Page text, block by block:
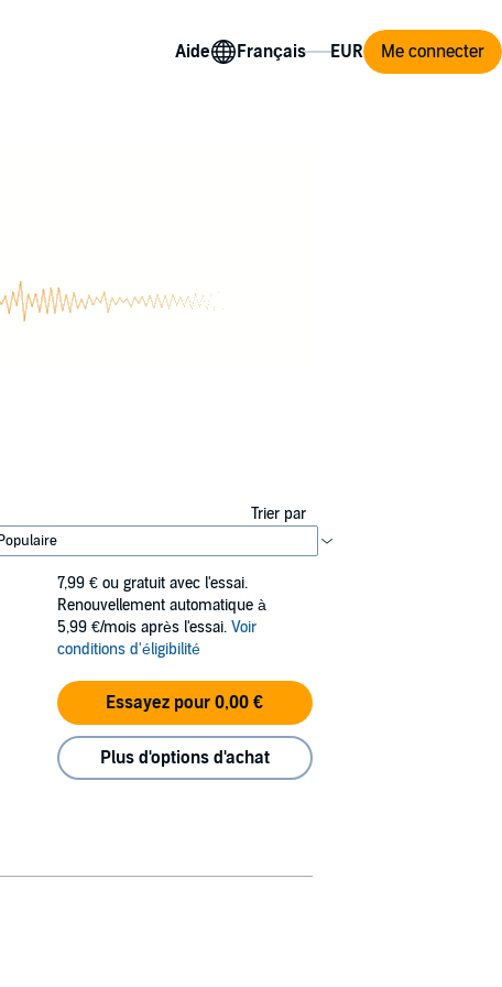
Aide Me connecter
Trier par
7,99 € ou gratuit avec l'essai.
Renouvellement automatique à
5,99 €/mois après l'essai. Voir
conditions d'éligibilité
Essayez pour 0,00 €
Plus d'options d'achat